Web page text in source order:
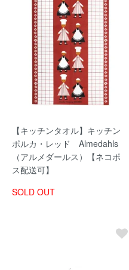
【キッチンタオル】キッチン
ポルカ・レッド Almedahls
（アルメダールス）【ネコポ
ス配送可】
SOLD OUT